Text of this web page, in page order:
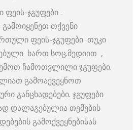
ფეის-ჯგუფები .
თქვენი
ფეის-ჯგუფები თუკი
ხართ სოც.მედიით ,
ჩამოთვლილი ჯგუფები.
გამოაქვეყნოთ
განცხადებები. ჯგუფები
დალაგებულია თემების
გამოქვეყნებისას